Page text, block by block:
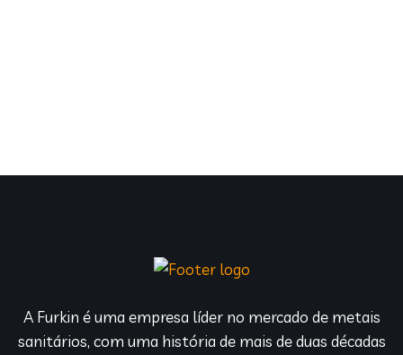
A Furkin é uma empresa líder no mercado de metais
sanitários, com uma história de mais de duas décadas